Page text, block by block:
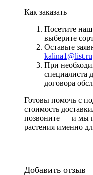
Как заказать
Посетите
выберите
Оставьте
kalina1@list.ru.
При
специалиста
договора
Готовы помочь с
стоимость
позвоните — и мы
растения именно
Добавить отзыв